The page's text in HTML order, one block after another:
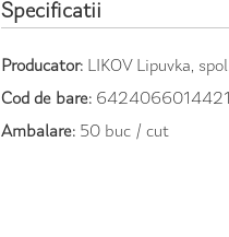
Specificatii
Producator: LIKOV Lipuvka,
Cod de bare: 6424066014421
Ambalare: 50 buc / cut